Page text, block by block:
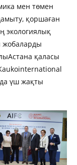
мен төмен
қоршаған
экологиялық
жобаларды
қаласы
үш жақты